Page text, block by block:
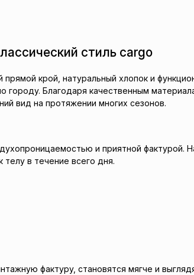
стиль cargo
крой, натуральный хлопок и
Благодаря качественным
вид на протяжении многих сезонов.
и приятной фактурой.
в течение всего дня.
фактуру, становятся мягче и